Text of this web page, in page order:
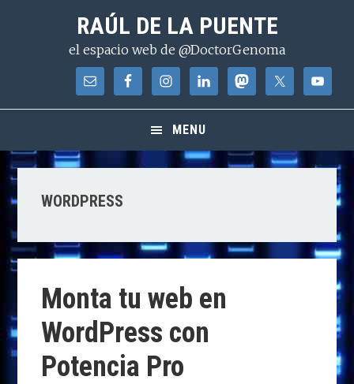
contenido
RAÚL DE LA PUENTE
el espacio web de @DoctorGenoma
MENU
WORDPRESS
Monta tu web en
WordPress con
Potencia Pro